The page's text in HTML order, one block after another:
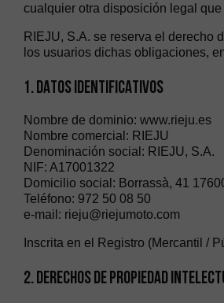
cualquier otra disposición legal
RIEJU, S.A. se reserva el derecho
los usuarios dichas obligaciones,
1. DATOS IDENTIFICATIVOS
Nombre de dominio: www.rieju.es
Nombre comercial: RIEJU
Denominación social: RIEJU, S.A.
NIF: A17001322
Domicilio social: Borrassà, 41
Teléfono: 972 50 08 50
e-mail: rieju@riejumoto.com
Inscrita en el Registro (Mercantil /
2. DERECHOS DE PROPIEDAD